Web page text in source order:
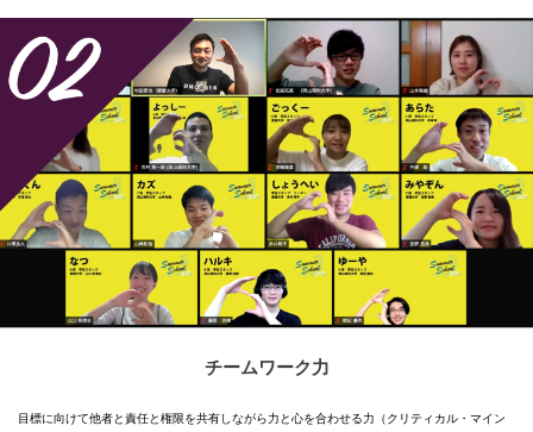
チームワーク力
目標に向けて他者と責任と権限を共有しながら力と心を合わせる力（クリティカル・マイン